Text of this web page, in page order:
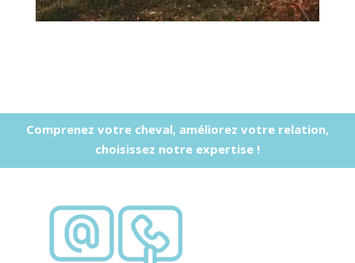
Comprenez votre cheval, améliorez votre relation,
choisissez notre expertise !